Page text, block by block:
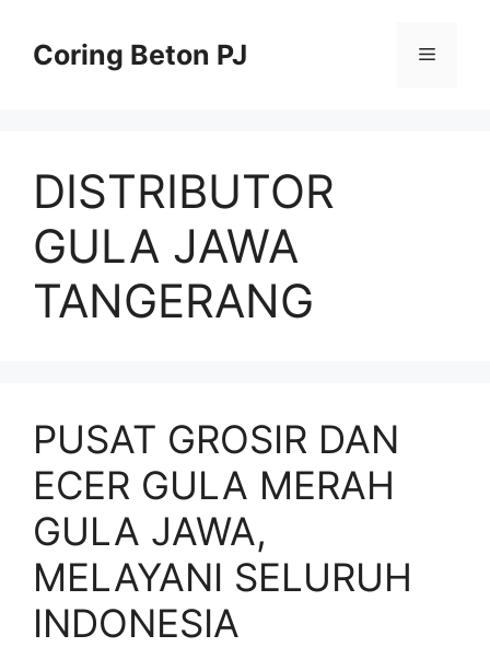
contentCoring Beton PJ Menu
DISTRIBUTOR
GULA JAWA
TANGERANG
PUSAT GROSIR DAN
ECER GULA MERAH
GULA JAWA,
MELAYANI SELURUH
INDONESIA